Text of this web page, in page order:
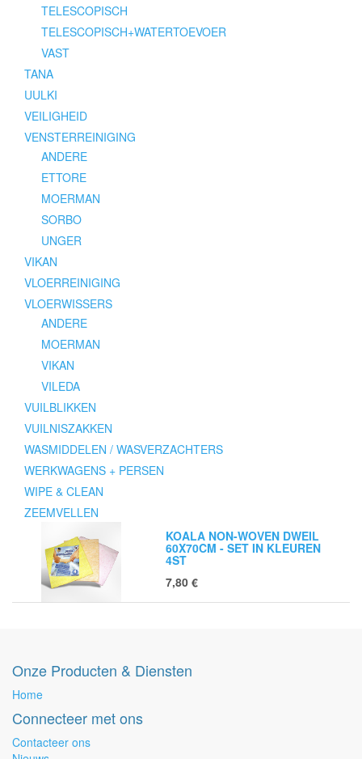
TELESCOPISCH
TELESCOPISCH+WATERTOEVOER
VAST
TANA
UULKI
VEILIGHEID
VENSTERREINIGING
ANDERE
ETTORE
MOERMAN
SORBO
UNGER
VIKAN
VLOERREINIGING
VLOERWISSERS
ANDERE
MOERMAN
VIKAN
VILEDA
VUILBLIKKEN
VUILNISZAKKEN
WASMIDDELEN / WASVERZACHTERS
WERKWAGENS + PERSEN
WIPE & CLEAN
ZEEMVELLEN
KOALA NON-WOVEN DWEIL
60X70CM - SET IN KLEUREN
4ST
7,80 €
Onze Producten & Diensten
Home
Connecteer met ons
Contacteer ons